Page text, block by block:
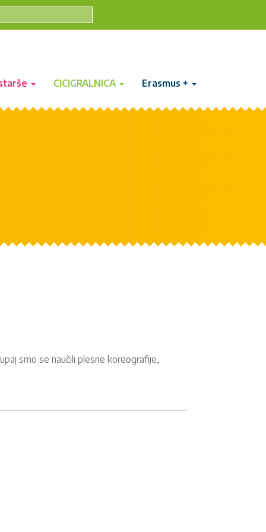
CICIGRALNICA Erasmus +
smo se naučili plesne koreografije,